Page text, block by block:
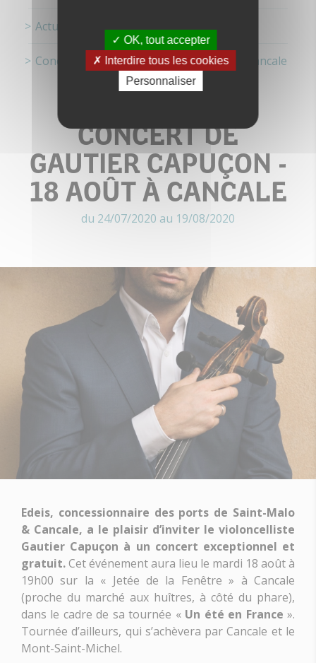
Actualités
Concert de Gautier Capuçon - 18 août à Cancale
CONCERT DE
GAUTIER CAPUÇON -
18 AOÛT À CANCALE
du 24/07/2020 au 19/08/2020
Edeis, concessionnaire des ports de Saint-Malo
& Cancale, a le plaisir d’inviter le violoncelliste
Gautier Capuçon à un concert exceptionnel et
gratuit.Cet événement aura lieu le mardi 18 août à
19h00 sur la « Jetée de la Fenêtre » à Cancale
(proche du marché aux huîtres, à côté du phare),
dans le cadre de sa tournée « Un été en France ».
Tournée d’ailleurs, qui s’achèvera par Cancale et le
Mont-Saint-Michel.
OK, tout accepter
Interdire tous les cookies
Personnaliser